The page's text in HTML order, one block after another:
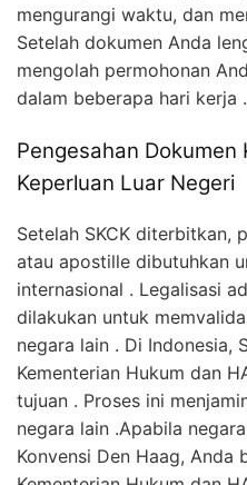
mengurangi waktu, dan
Setelah dokumen Anda
mengolah permohonan
dalam beberapa hari kerja .
Pengesahan Dokumen
Keperluan Luar Negeri
Setelah SKCK diterbitkan,
atau apostille dibutuhkan
internasional . Legalisasi
dilakukan untuk
negara lain . Di Indonesia,
Kementerian Hukum dan
tujuan . Proses ini
negara lain .Apabila
Konvensi Den Haag, Anda